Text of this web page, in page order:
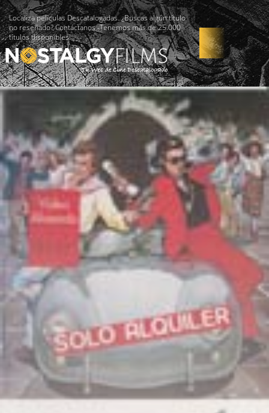
Localiza películas Descatalogadas. ¿Buscas algún título
no reseñado? Contáctanos -Tenemos más de 25.000
títulos disponibles!